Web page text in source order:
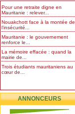
Pour une retraite digne en
Mauritanie : relever...
Nouakchott face à la montée de
l’insécurité...
Mauritanie : le gouvernement
renforce le...
La mémoire effacée : quand la
mairie de...
Trois étudiants mauritaniens au
cœur de...
ANNONCEURS